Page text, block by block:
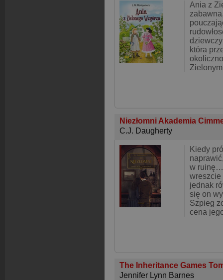
Ania z
która
Niezłomni Akademia
C.J. Daugherty
Kiedy
w
wreszcie
jednak
się on
Szpieg
cena
The Inheritance Games
Jennifer Lynn Barnes